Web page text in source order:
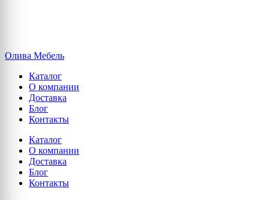
Олива Мебель
Каталог
О компании
Доставка
Блог
Контакты
Каталог
О компании
Доставка
Блог
Контакты